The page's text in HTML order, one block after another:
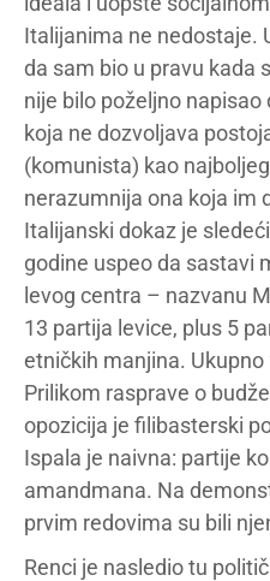
Italijanima ne nedostaje.
da sam bio u pravu kada
nije bilo poželjno
koja ne dozvoljava
(komunista) kao
nerazumnija ona koja im
Italijanski dokaz je
godine uspeo da sastavi
levog centra – nazvanu
13 partija levice, plus 5
etničkih manjina. Ukupno
Prilikom rasprave o
opozicija je filibasterski
Ispala je naivna: partije
amandmana. Na
prvim redovima su bili
Renci je nasledio tu